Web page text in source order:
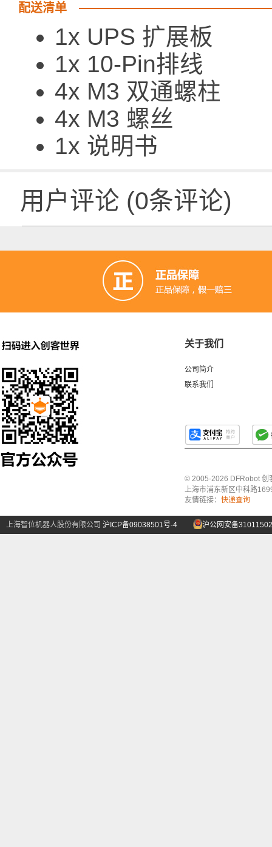
配送清单
1x UPS 扩展板
1x 10-Pin排线
4x M3 双通螺柱
4x M3 螺丝
1x 说明书
用户评论 (0条评论)
关于我们
公司简介
联系我们
© 2005-2026 DFRobot 创
上海市浦东新区中科路
友情链接： 快递查询
上海智位机器人股份有限公司 沪ICP备09038501号-4 沪公网安备